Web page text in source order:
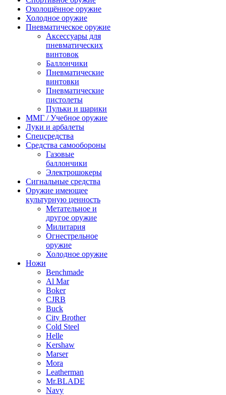
Охолощённое оружие
Холодное оружие
Пневматическое оружие
Аксессуары для
пневматических
винтовок
Баллончики
Пневматические
винтовки
Пневматические
пистолеты
Пульки и шарики
ММГ / Учебное оружие
Луки и арбалеты
Спецсредства
Средства самообороны
Газовые
баллончики
Электрошокеры
Сигнальные средства
Оружие имеющее
культурную ценность
Метательное и
другое оружие
Милитария
Огнестрельное
оружие
Холодное оружие
Ножи
Benchmade
Al Mar
Boker
CJRB
Buck
City Brother
Cold Steel
Helle
Kershaw
Marser
Mora
Leatherman
Mr.BLADE
Navy